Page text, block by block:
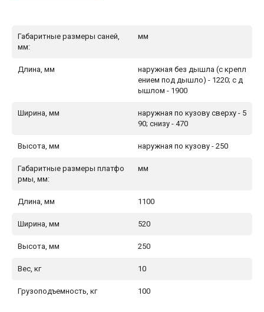
Габаритные размеры саней,
мм:
мм
Длина, мм
наружная без дышла (с крепл
ением под дышло) - 1220; с д
ышлом - 1900
Ширина, мм
наружная по кузову сверху - 5
90; снизу - 470
Высота, мм наружная по кузову - 250
Габаритные размеры платфо
рмы, мм:
мм
Длина, мм 1100
Ширина, мм 520
Высота, мм 250
Вес, кг 10
Грузоподъемность, кг 100